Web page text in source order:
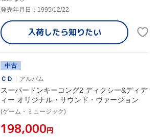
発売年月日：1995/12/22
入荷したら知りたい
中古
ＣＤ
アルバム
スーパードンキーコング2 ディクシー&ディデ
ィー オリジナル・サウンド・ヴァージョン
(ゲーム・ミュージック)
¥198,000円